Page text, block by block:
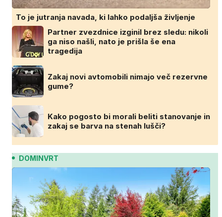
To je jutranja navada, ki lahko podaljša življenje
Partner zvezdnice izginil brez sledu: nikoli
ga niso našli, nato je prišla še ena
tragedija
Zakaj novi avtomobili nimajo več rezervne
gume?
Kako pogosto bi morali beliti stanovanje in
zakaj se barva na stenah lušči?
DOMINVRT